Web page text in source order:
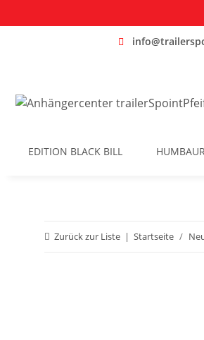
EDITION BLACK BILL
Zurück zur Liste Startseite